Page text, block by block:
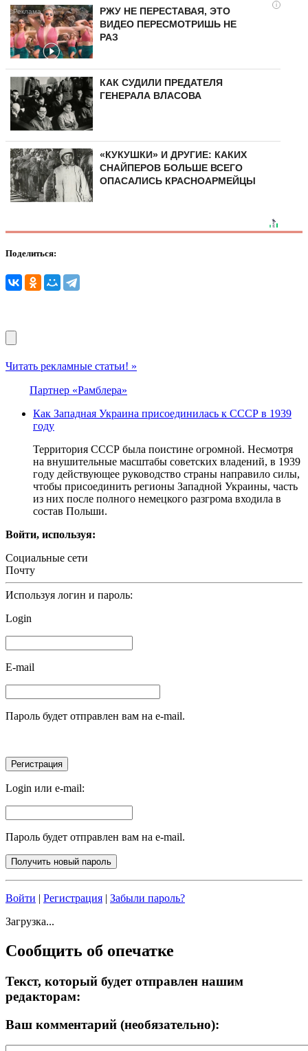
i
РЖУ НЕ ПЕРЕСТАВАЯ, ЭТО
ВИДЕО ПЕРЕСМОТРИШЬ НЕ
РАЗ
КАК СУДИЛИ ПРЕДАТЕЛЯ
ГЕНЕРАЛА ВЛАСОВА
«КУКУШКИ» И ДРУГИЕ: КАКИХ
СНАЙПЕРОВ БОЛЬШЕ ВСЕГО
ОПАСАЛИСЬ КРАСНОАРМЕЙЦЫ
Поделиться:
Читать рекламные статьи! »
Партнер «Рамблера»
Как Западная Украина присоединилась к СССР в 1939
году
Территория СССР была поистине огромной. Несмотря
на внушительные масштабы советских владений, в 1939
году действующее руководство страны направило силы,
чтобы присоединить регионы Западной Украины, часть
из них после полного немецкого разгрома входила в
состав Польши.
Войти, используя:
Социальные сети
Почту
Используя логин и пароль:
Login
E-mail
Пароль будет отправлен вам на e-mail.
Login или e-mail:
Пароль будет отправлен вам на e-mail.
Войти | Регистрация | Забыли пароль?
Загрузка...
Сообщить об опечатке
Текст, который будет отправлен нашим
редакторам:
Ваш комментарий (необязательно):